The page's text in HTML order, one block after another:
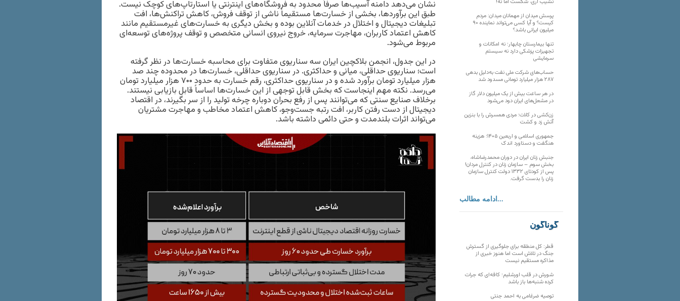
نشان می‌دهد دامنه آسیب‌ها صرفاً محدود به فروشگاه‌های اینترنتی یا استارتاپ‌های کوچک نیست.
طبق این برآوردها، بخشی از خسارت‌ها مستقیماً ناشی از توقف فروش، کاهش تراکنش‌ها، افت
تبلیغات دیجیتال و اختلال در خدمات آنلاین بوده و بخش دیگری به خسارت‌های غیرمستقیم مانند
کاهش اعتماد کاربران، مهاجرت سرمایه، خروج نیروی انسانی متخصص و توقف پروژه‌های توسعه‌ای
مربوط می‌شود.
در این جدول، انجمن بلاکچین ایران سه سناریوی متفاوت برای محاسبه خسارت‌ها در نظر گرفته
است؛ سناریوی حداقلی، میانی و حداکثری. در سناریوی حداقلی، خسارت‌ها در محدوده چند صد
هزار میلیارد تومان برآورد شده و در سناریوی حداکثری، رقم خسارت به حدود ۷۰۰ هزار میلیارد تومان
می‌رسد. نکته مهم اینجاست که بخش قابل توجهی از این خسارت‌ها اساساً قابل بازیابی نیستند.
برخلاف صنایع سنتی که می‌توانند پس از رفع بحران دوباره چرخه تولید را از سر بگیرند، در اقتصاد
دیجیتال از دست رفتن کاربر، افت رتبه جست‌وجو، کاهش اعتماد مخاطب و مهاجرت مشتریان
می‌تواند اثرات بلندمدت و حتی دائمی داشته باشد.
پرسش میدان از مهمانان میدان: مردم
کیست؟ و آیا کسی می‌تواند نماینده ۹۰
میلیون ایرانی باشد؟
تنها بیمارستان چابهار؛ نه امکانات و
تجهیزات پزشکی دارد نه سیستم
سرمایشی
حساب‌های شرکت ملی نفت به‌دلیل بدهی
۲۸۷ هزار میلیارد تومانی مسدود شد
در هر ساعت بیش از یک میلیون دلار گاز
در مشعل‌های ایران دود می‌شود
زن‌کشی در کلات؛ مردی همسرش را با بنزین
آتش زد و کشت
جمهوری اسلامی و اربعین ۱۴۰۵؛ هزینه
هنگفت و دستاورد اندک
جنبش زنان ایران در دوران محمدرضاشاه،
بخش سوم – سازمان زنان در کنترل مردان!
پس از کودتای ۱۳۳۲ دولت کنترل سازمان
زنان را بدست گرفت.
ادامه مطالب...
گوناگون
قطر: کل منطقه برای جلوگیری از گسترش
جنگ در تلاش است اما هنوز خبری از
مذاکره مستقیم نیست
شورش در قلب اورشلیم؛ کافه‌ای که جرات
کرده شنبه‌ها باز باشد
توصیه ضرغامی به احمد جنتی